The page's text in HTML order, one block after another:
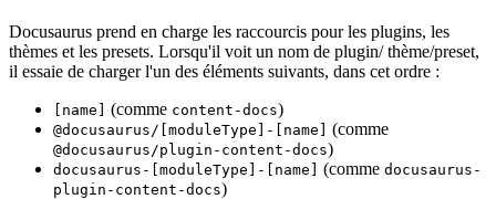
Docusaurus prend en charge les raccourcis pour les plugins, les
thèmes et les presets. Lorsqu'il voit un nom de plugin/ thème/preset,
il essaie de charger l'un des éléments suivants, dans cet ordre :
[name] (comme content-docs)
@docusaurus/[moduleType]-[name] (comme
@docusaurus/plugin-content-docs)
docusaurus-[moduleType]-[name] (comme docusaurus-
plugin-content-docs)